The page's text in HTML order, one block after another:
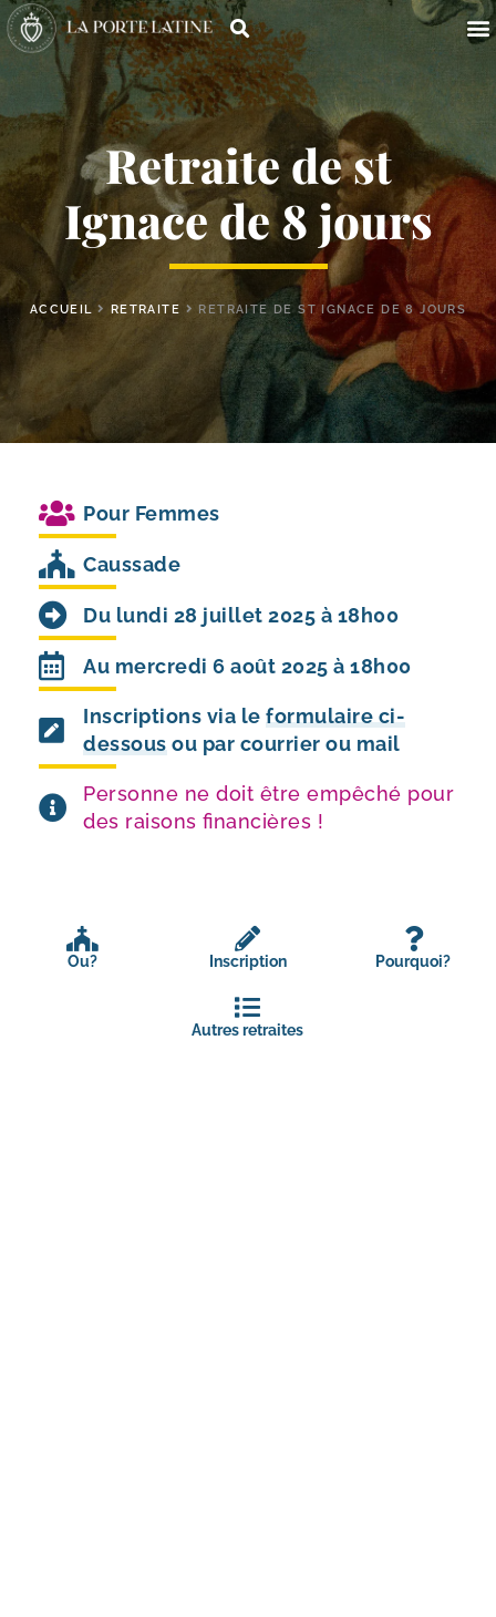
Retraite de st
Ignace de 8 jours
ACCUEIL RETRAITE RETRAITE DE ST IGNACE DE 8 JOURS
Pour Femmes
Caussade
Du lundi 28 juillet 2025 à 18h00
Au mercredi 6 août 2025 à 18h00
Inscriptions via le formulaire ci-
dessous ou par courrier ou mail
Personne ne doit être empêché pour
des raisons financières !
Ou? Inscription Pourquoi?
Autres retraites